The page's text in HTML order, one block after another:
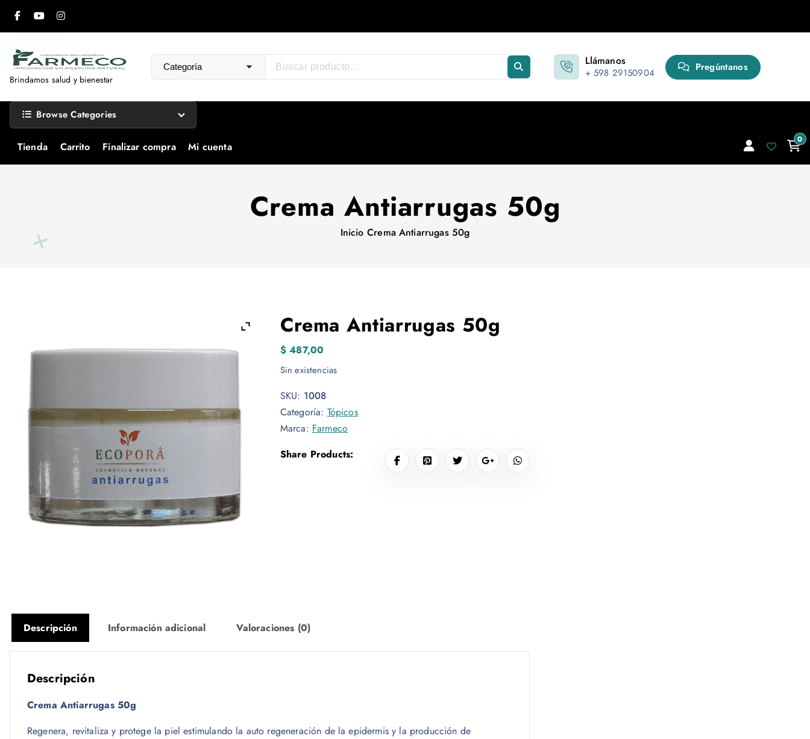
a
Brindamos salud y bienestar
Llámanos
+ 598 29150904 Pregúntanos
Browse Categories
Tienda Carrito Finalizar compra Mi cuenta
0
Crema Antiarrugas 50g
Inicio Crema Antiarrugas 50g
Crema Antiarrugas 50g
$ 487,00
Sin existencias
SKU: 1008
Categoría: Tópicos
Marca: Farmeco
Share Products:
Descripción Información adicional Valoraciones (0)
Descripción
Crema Antiarrugas 50g
Regenera, revitaliza y protege la piel estimulando la auto regeneración de la epidermis y la producción de